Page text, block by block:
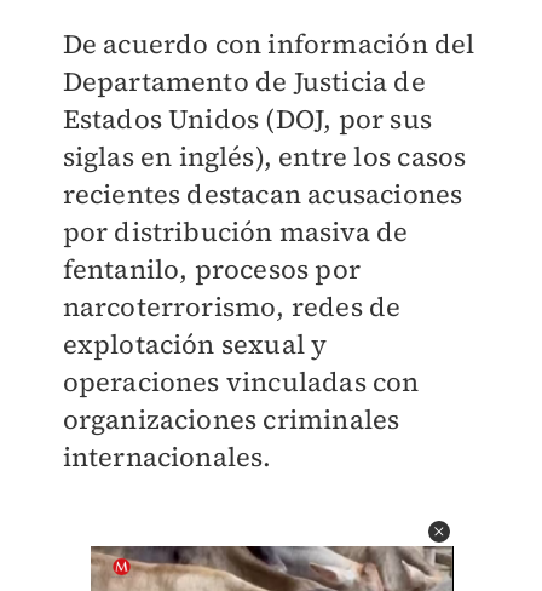
De acuerdo con información del
Departamento de Justicia de
Estados Unidos (DOJ, por sus
siglas en inglés), entre los casos
recientes destacan acusaciones
por distribución masiva de
fentanilo, procesos por
narcoterrorismo, redes de
explotación sexual y
operaciones vinculadas con
organizaciones criminales
internacionales.